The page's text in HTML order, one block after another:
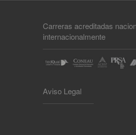
Carreras acreditadas
internacionalmente
Aviso Legal